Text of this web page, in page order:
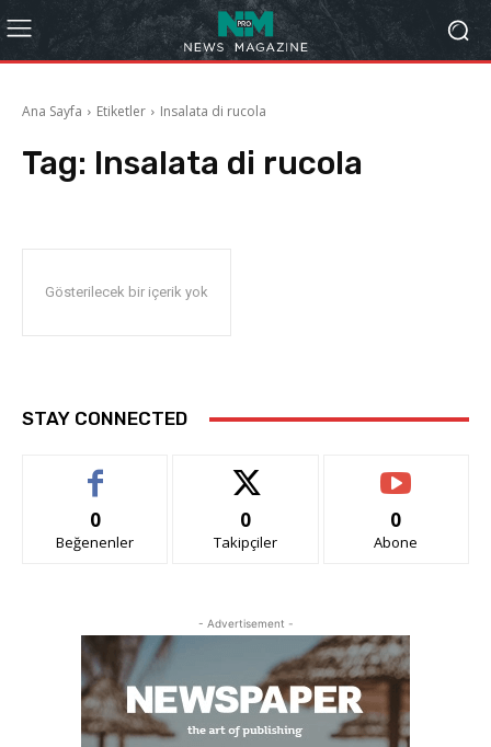
Ana Sayfa Etiketler Insalata di rucola
Tag: Insalata di rucola
Gösterilecek bir içerik yok
STAY CONNECTED
0
Beğenenler
0
Takipçiler
0
Abone
- Advertisement -